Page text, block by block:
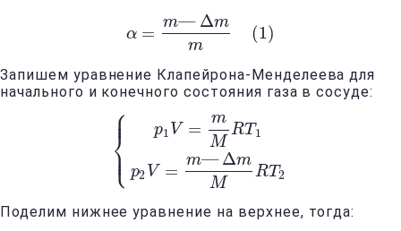
α =
m— Δm
m
(1)
α=m—Δmm(
Запишем уравнение Клапейрона-Менделеева для
начального и конечного состояния газа в сосуде:
⎧
⎩
⎨⎪
⎪
⎪
⎪
p1 V =
m
M
RT 1
p2 V =
m—Δm
M
RT2
{p 2V=
Поделим нижнее уравнение на верхнее, тогда: